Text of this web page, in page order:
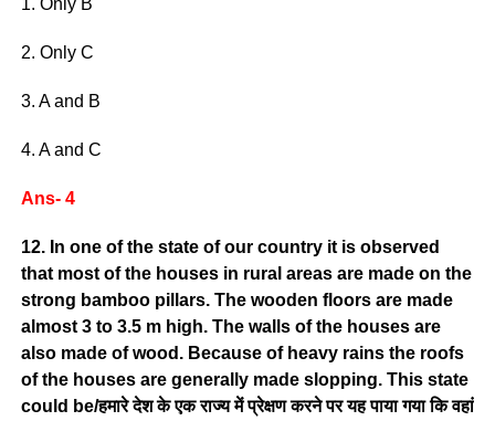
1. Only B
2. Only C
3. A and B
4. A and C
Ans- 4
12. In one of the state of our country it is observed
that most of the houses in rural areas are made on the
strong bamboo pillars. The wooden floors are made
almost 3 to 3.5 m high. The walls of the houses are
also made of wood. Because of heavy rains the roofs
of the houses are generally made slopping. This state
could be/हमारे देश के एक राज्य में प्रेक्षण करने पर यह पाया गया कि वहां